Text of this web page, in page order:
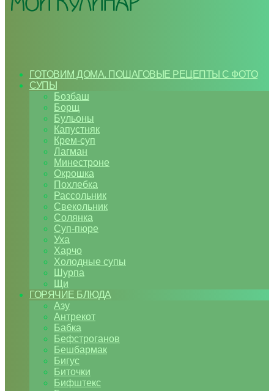
ГОТОВИМ ДОМА. ПОШАГОВЫЕ РЕЦЕПТЫ С ФОТО
СУПЫ
Бозбаш
Борщ
Бульоны
Капустняк
Крем-суп
Лагман
Минестроне
Окрошка
Похлебка
Рассольник
Свекольник
Солянка
Суп-пюре
Уха
Харчо
Холодные супы
Шурпа
Щи
ГОРЯЧИЕ БЛЮДА
Азу
Антрекот
Бабка
Бефстроганов
Бешбармак
Бигус
Биточки
Бифштекс